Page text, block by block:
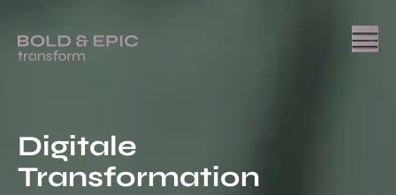
main
Digitale
Transformation